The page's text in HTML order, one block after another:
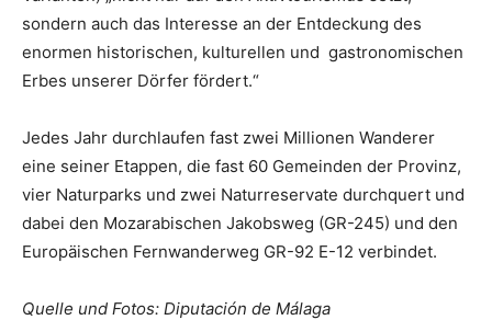
sondern auch das Interesse an der Entdeckung des
enormen historischen, kulturellen und gastronomischen
Erbes unserer Dörfer fördert.“
Jedes Jahr durchlaufen fast zwei Millionen Wanderer
eine seiner Etappen, die fast 60 Gemeinden der Provinz,
vier Naturparks und zwei Naturreservate durchquert und
dabei den Mozarabischen Jakobsweg (GR-245) und den
Europäischen Fernwanderweg GR-92 E-12 verbindet.
Quelle und Fotos: Diputación de Málaga